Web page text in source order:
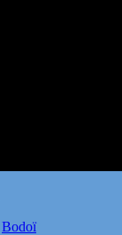
Bodoï